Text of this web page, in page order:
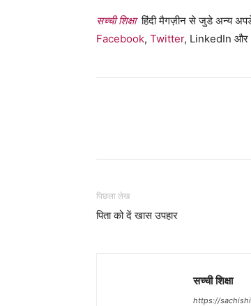
सच्ची शिक्षाहिंदी मैगज़ीन से जुडे अन्य
Facebook, Twitter, LinkedIn और
पिछला लेख
पिता को दें खास उपहार
सच्ची शिक्षा
https://